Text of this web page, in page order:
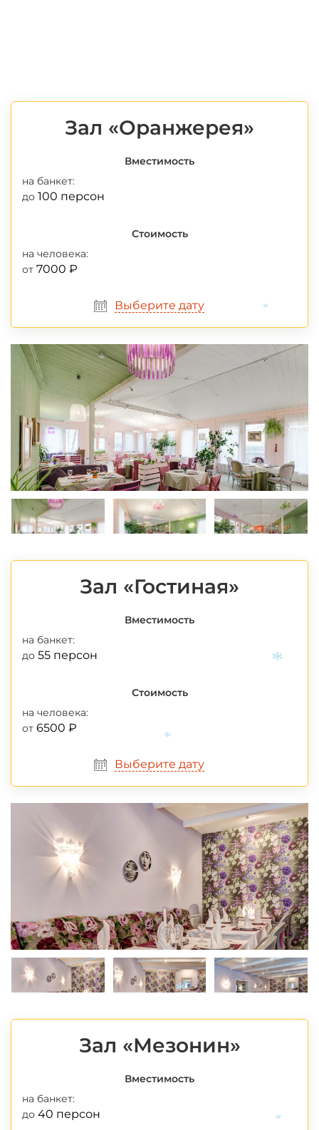
Зал «Оранжерея»
Вместимость
на банкет:
до 100 персон
Стоимость
на человека:
от 7000 ₽
Выберите дату
Зал «Гостиная»
Вместимость
на банкет:
до 55 персон
Стоимость
на человека:
от 6500 ₽
Выберите дату
Зал «Мезонин»
Вместимость
на банкет:
до 40 персон
*
*